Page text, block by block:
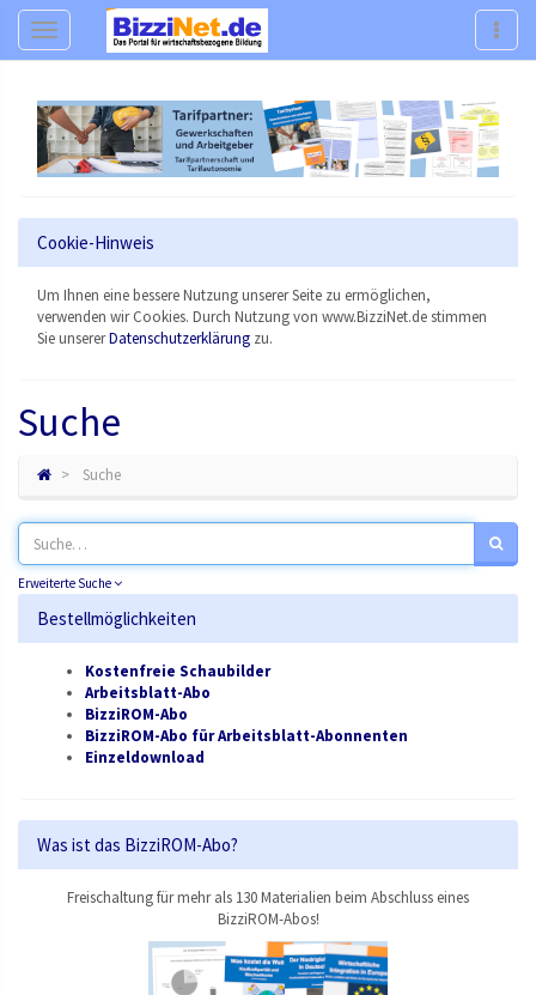
Navigation
Cookie-Hinweis
Um Ihnen eine bessere Nutzung unserer Seite zu ermöglichen,
verwenden wir Cookies. Durch Nutzung von www.BizziNet.de stimmen
Sie unsererDatenschutzerklärung zu.
Suche
Suche
Erweiterte Suche
Bestellmöglichkeiten
Kostenfreie Schaubilder
Arbeitsblatt-Abo
BizziROM-Abo
BizziROM-Abo für Arbeitsblatt-Abonnenten
Einzeldownload
Was ist das BizziROM-Abo?
Freischaltung für mehr als 130 Materialien beim Abschluss eines
BizziROM-Abos!